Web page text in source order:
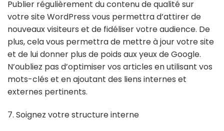
Publier régulièrement du contenu de qualité sur
votre site WordPress vous permettra d’attirer de
nouveaux visiteurs et de fidéliser votre audience. De
plus, cela vous permettra de mettre à jour votre site
et de lui donner plus de poids aux yeux de Google.
N’oubliez pas d’optimiser vos articles en utilisant vos
mots-clés et en ajoutant des liens internes et
externes pertinents.
7. Soignez votre structure interne